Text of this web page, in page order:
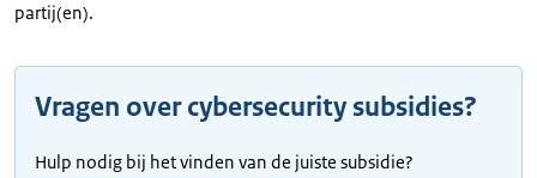
partij(en).
Vragen over cybersecurity subsidies?
Hulp nodig bij het vinden van de juiste subsidie?